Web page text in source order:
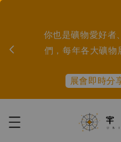
們，每年各大礦物
展會即時分